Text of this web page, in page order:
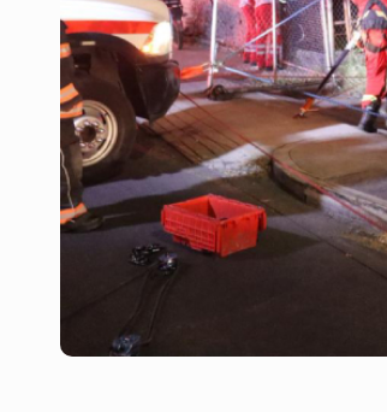
Parolin expresa
Buscan